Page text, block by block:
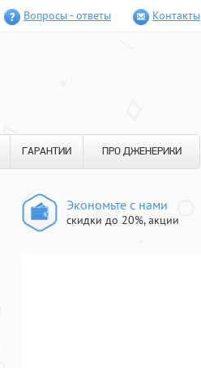
Вопросы - ответы Контакты
ГАРАНТИИ ПРО ДЖЕНЕРИКИ
Экономьте с нами
скидки до 20%, акции